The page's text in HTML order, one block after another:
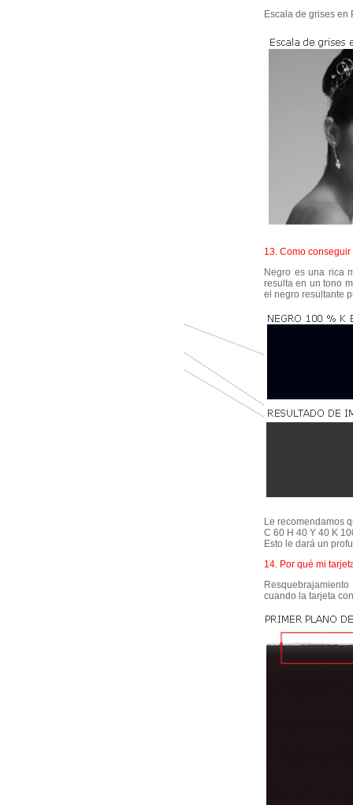
Escala de grises en
13. Como
Negro es una rica
resulta en un tono
el negro resultante
Le recomendamos
C 60 H 40 Y 40 K
Esto le dará un
14. Por qué mi
cuando la tarjeta